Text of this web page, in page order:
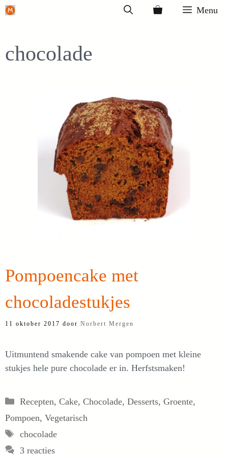
Ga
inhoud
Menu
chocolade
Pompoencake met
chocoladestukjes
11 oktober 2017 door Norbert Mergen
Uitmuntend smakende cake van pompoen met kleine
stukjes hele pure chocolade er in. Herfstsmaken!
Categorieën
Recepten, Cake, Chocolade, Desserts, Groente,
Pompoen, Vegetarisch
Tags
chocolade
3 reacties